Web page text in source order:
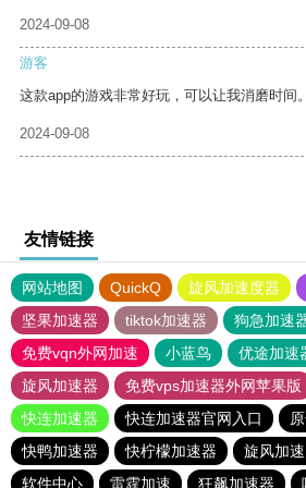
2024-09-08
游客
这款app的游戏非常好玩，可以让我消磨时间。
2024-09-08
友情链接
网站地图 QuickQ 旋风加速度器
坚果加速器
tiktok加速器
狗急加速
免费vqn外网加速
小蓝鸟 优途加速
旋风加速器
免费vps加速器外网苹果版
快连加速器
快连加速器官网入口
快鸭加速器
快柠檬加速器 旋风加
软件中心
雷霆加速 狂飙加速器